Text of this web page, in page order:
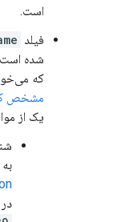
است.
فیلد
شده است
که
مشخص
یک از
به
در API مربوط به افراد